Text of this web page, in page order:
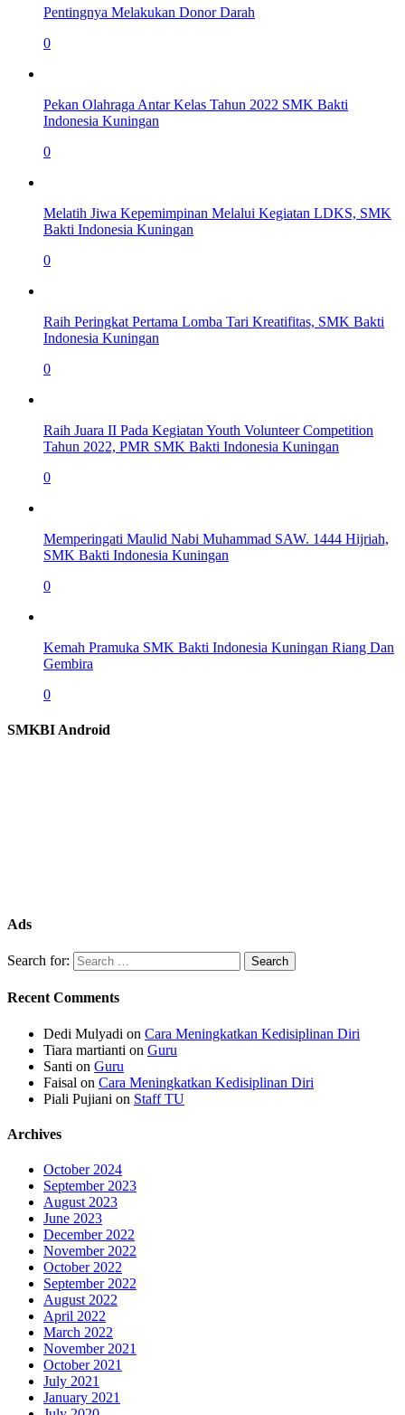
Pentingnya Melakukan Donor Darah
0
Pekan Olahraga Antar Kelas Tahun 2022 SMK Bakti
Indonesia Kuningan
0
Melatih Jiwa Kepemimpinan Melalui Kegiatan LDKS, SMK
Bakti Indonesia Kuningan
0
Raih Peringkat Pertama Lomba Tari Kreatifitas, SMK Bakti
Indonesia Kuningan
0
Raih Juara II Pada Kegiatan Youth Volunteer Competition
Tahun 2022, PMR SMK Bakti Indonesia Kuningan
0
Memperingati Maulid Nabi Muhammad SAW. 1444 Hijriah,
SMK Bakti Indonesia Kuningan
0
Kemah Pramuka SMK Bakti Indonesia Kuningan Riang Dan
Gembira
0
SMKBI Android
Ads
Search for:
Recent Comments
Dedi Mulyadi on Cara Meningkatkan Kedisiplinan Diri
Tiara martianti on Guru
Santi on Guru
Faisal on Cara Meningkatkan Kedisiplinan Diri
Piali Pujiani on Staff TU
Archives
October 2024
September 2023
August 2023
June 2023
December 2022
November 2022
October 2022
September 2022
August 2022
April 2022
March 2022
November 2021
October 2021
July 2021
January 2021